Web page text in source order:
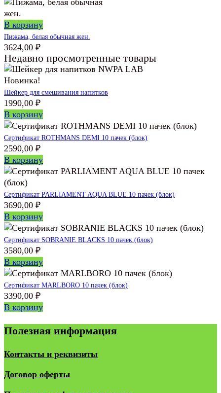
В корзину
Пижама, белая обычная жен.
3624,00 ₽
Недавно просмотренные товары
Новинка!
Шейкер для смешивания напитков
1990,00 ₽
В корзину
Сертификат ROTHMANS DEMI 10 пачек (блок)
2590,00 ₽
В корзину
Сертификат PARLIAMENT AQUA BLUE 10 пачек (блок)
3690,00 ₽
В корзину
Сертификат SOBRANIE BLACKS 10 пачек (блок)
3580,00 ₽
В корзину
Сертификат MARLBORO 10 пачек (блок)
3390,00 ₽
В корзину
Полезная информация
Контакты и реквизиты
Договор оферты